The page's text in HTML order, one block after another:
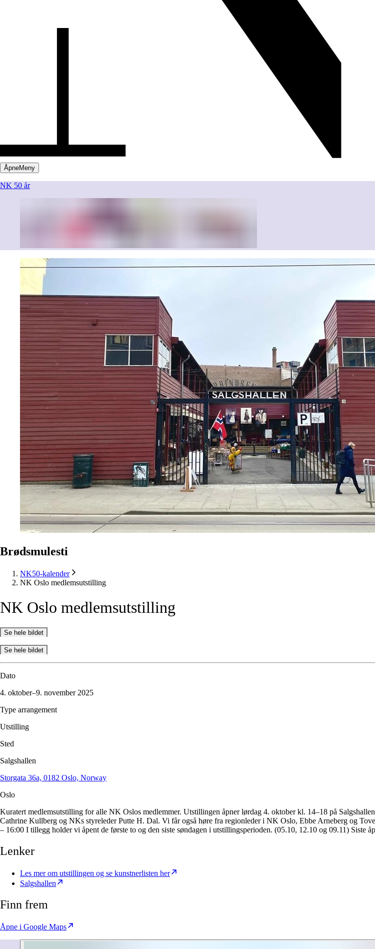
ÅpneMeny
NK 50 år
Brødsmulesti
NK50-kalender
NK Oslo medlemsutstilling
NK Oslo medlemsutstilling
Se hele bildet
Se hele bildet
Dato
4. oktober–9. november 2025
Type arrangement
Utstilling
Sted
Salgshallen
Storgata 36a, 0182 Oslo, Norway
Oslo
Kuratert medlemsutstilling for alle NK Oslos medlemmer. Utstillingen åpner lørdag 4. oktober kl. 14–18 på
Cathrine Kullberg og NKs styreleder Putte H. Dal. Vi får også høre fra regionleder i NK Oslo, Ebbe Arneberg og
– 16:00 I tillegg holder vi åpent de første to og den siste søndagen i utstillingsperioden. (05.10, 12.10 og 09.11) Siste
Lenker
Les mer om utstillingen og se kunstnerlisten her
Salgshallen
Finn frem
Åpne i Google Maps